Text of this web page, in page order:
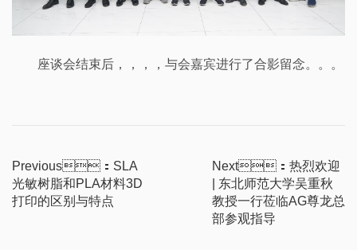
座谈会结束后 ，，，， 与会嘉宾进行了合影留念。。。
Previous：SLA
光敏树脂和PLA材料3D
打印的区别与特点
Next：热烈欢迎
| 东北师范大学吴重秋
教授一行莅临AG尊龙总
部参观指导